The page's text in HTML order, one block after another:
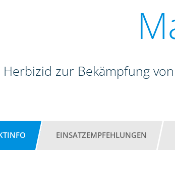
Herbizid zur Bekämpfung
EINSATZEMPFEHLUNGEN